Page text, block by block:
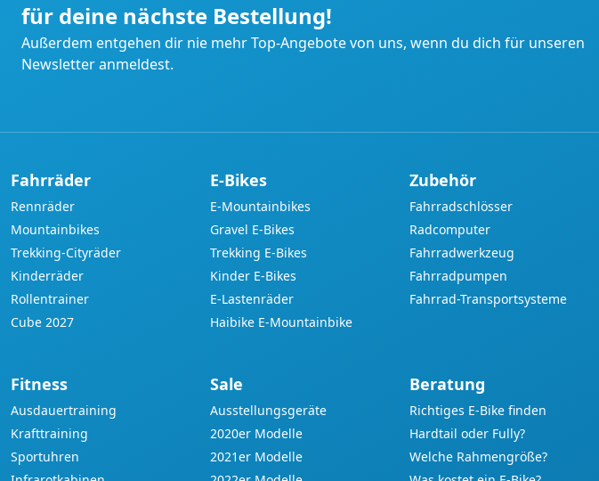
für deine nächste Bestellung!
Außerdem entgehen dir nie mehr Top-Angebote von uns, wenn du dich für unseren
Newsletter anmeldest.
Fahrräder
Rennräder
Mountainbikes
Trekking-Cityräder
Kinderräder
Rollentrainer
Cube 2027
E-Bikes
E-Mountainbikes
Gravel E-Bikes
Trekking E-Bikes
Kinder E-Bikes
E-Lastenräder
Haibike E-Mountainbike
Zubehör
Fahrradschlösser
Radcomputer
Fahrradwerkzeug
Fahrradpumpen
Fahrrad-Transportsysteme
Fitness
Ausdauertraining
Krafttraining
Sportuhren
Sale
Ausstellungsgeräte
2020er Modelle
2021er Modelle
Beratung
Richtiges E-Bike finden
Hardtail oder Fully?
Welche Rahmengröße?